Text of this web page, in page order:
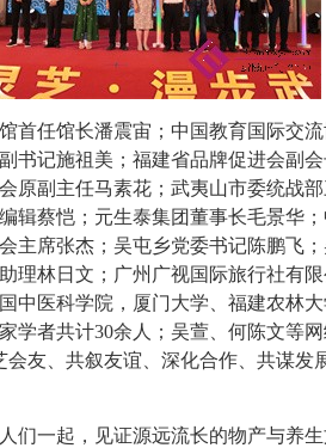
首任馆长潘震宙；中国教育国际交
书记施祖美；福建省品牌促进会副
原副主任马素花；武夷山市委统战
辑蔡恺；元生泰集团董事长毛景华
主席张杰；吴屯乡党委书记陈鹏飞
理林日文；广州广视国际旅行社有
中医科学院，厦门大学、福建农林
学者共计30余人；吴萱、何陈文等
友、共叙友谊、深化合作、共谋
们一起，见证源远流长的物产与养